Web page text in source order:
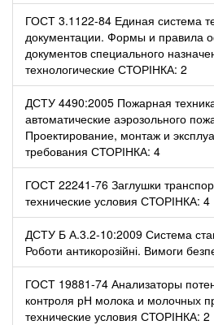
ГОСТ 3.1122-84 Единая система
документации. Формы и правила
документов специального
технологические СТОРІНКА: 2
ДСТУ 4490:2005 Пожарная
автоматические аэрозольного
Проектирование, монтаж и
требования СТОРІНКА: 4
ГОСТ 22241-76 Заглушки
технические условия СТОРІНКА: 4
ДСТУ Б А.3.2-10:2009 Система
Роботи антикорозійні. Вимоги
ГОСТ 19881-74 Анализаторы
контроля рН молока и молочных
технические условия СТОРІНКА: 2